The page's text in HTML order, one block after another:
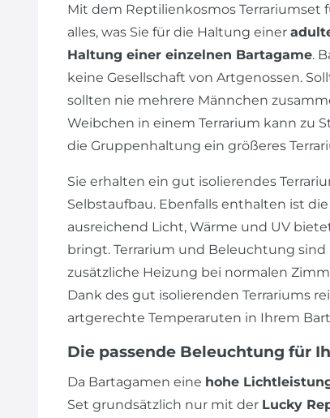
Mit dem Reptilienkosmos Terrariumset
alles, was Sie für die Haltung einer
Haltung einer einzelnen Bartagame.
keine Gesellschaft von Artgenossen.
sollten nie mehrere Männchen
Weibchen in einem Terrarium kann zu
die Gruppenhaltung ein größeres
Sie erhalten ein gut isolierendes
Selbstaufbau. Ebenfalls enthalten ist
ausreichend Licht, Wärme und UV
bringt. Terrarium und Beleuchtung
zusätzliche Heizung bei normalen
Dank des gut isolierenden Terrariums
artgerechte Temperaruten in Ihrem
Die passende Beleuchtung für
Da Bartagamen eine hohe
Set grundsätzlich nur mit der Lucky